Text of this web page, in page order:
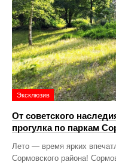
Эксклюзив
От советского
прогулка по паркам
Лето — время ярких
Сормовского района!